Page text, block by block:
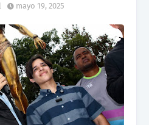
mayo 19, 2025